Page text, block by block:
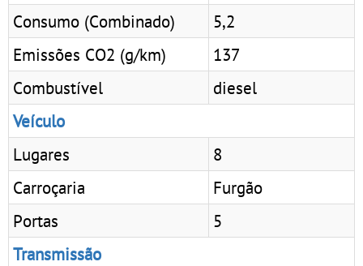
Consumo (Combinado)
5,2
Emissões CO2 (g/km)
137
Combustível
diesel
Veículo
Lugares
8
Carroçaria
Furgão
Portas
5
Transmissão